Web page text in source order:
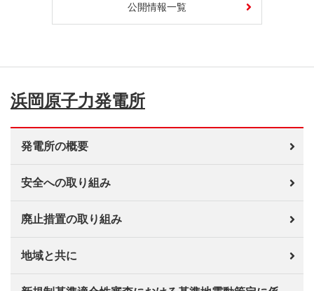
公開情報一覧
浜岡原子力発電所
発電所の概要
安全への取り組み
廃止措置の取り組み
地域と共に